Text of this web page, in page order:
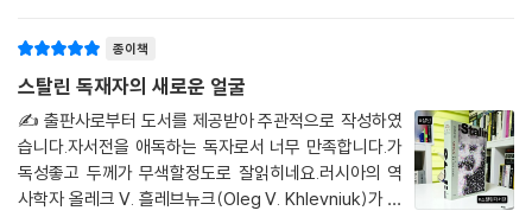
종이책
스탈린 독재자의 새로운 얼굴
✍️ 출판사로부터 도서를 제공받아 주관적으로 작성하였
습니다.자서전을 애독하는 독자로서 너무 만족합니다.가
독성좋고 두께가 무색할정도로 잘읽히네요.러시아의 역
사학자 올레크 V. 흘레브뉴크(Oleg V. Khlevniuk)가 집